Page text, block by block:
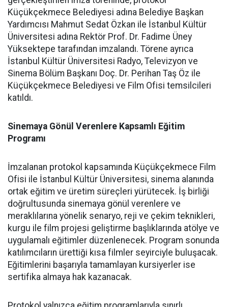
Küçükçekmece Belediyesi adına Belediye Başkan
Yardımcısı Mahmut Sedat Özkan ile İstanbul Kültür
Üniversitesi adına Rektör Prof. Dr. Fadime Üney
Yüksektepe tarafından imzalandı. Törene ayrıca
İstanbul Kültür Üniversitesi Radyo, Televizyon ve
Sinema Bölüm Başkanı Doç. Dr. Perihan Taş Öz ile
Küçükçekmece Belediyesi ve Film Ofisi temsilcileri
katıldı.
Sinemaya Gönül Verenlere Kapsamlı Eğitim
Programı
İmzalanan protokol kapsamında Küçükçekmece Film
Ofisi ile İstanbul Kültür Üniversitesi, sinema alanında
ortak eğitim ve üretim süreçleri yürütecek. İş birliği
doğrultusunda sinemaya gönül verenlere ve
meraklılarına yönelik senaryo, reji ve çekim teknikleri,
kurgu ile film projesi geliştirme başlıklarında atölye ve
uygulamalı eğitimler düzenlenecek. Program sonunda
katılımcıların ürettiği kısa filmler seyirciyle buluşacak.
Eğitimlerini başarıyla tamamlayan kursiyerler ise
sertifika almaya hak kazanacak.